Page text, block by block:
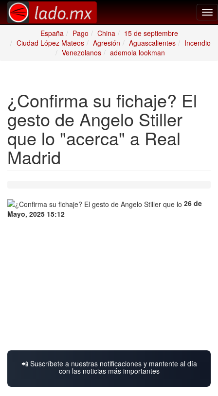
España
Pago China
15 de septiembre
Ciudad López Mateos
Agresión Aguascalientes
Incendio
Venezolanos
ademola lookman
¿Confirma su fichaje? El
gesto de Angelo Stiller
que lo "acerca" a Real
Madrid
26 de
Mayo, 2025 15:12
📲 Suscríbete a nuestras notificaciones y mantente al día
con las noticias más importantes